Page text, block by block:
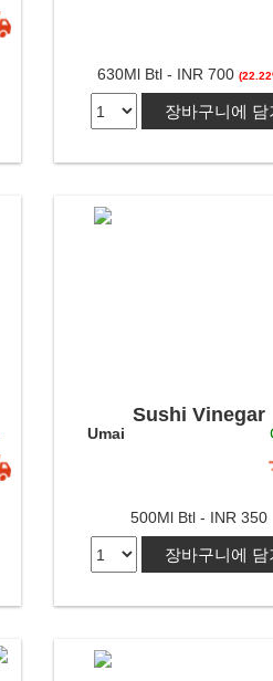
630Ml Btl - INR 700
장바구니에 담
Sushi Vinegar
Umai
500Ml Btl - INR 350
장바구니에 담